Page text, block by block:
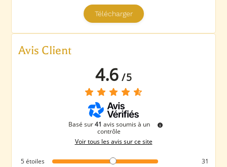
Avis Client
4.6/5
Basé sur41 avis soumis à un
contrôle
Voir tous les avis sur ce site
5étoiles
31